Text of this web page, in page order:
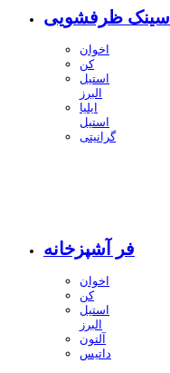
سینک ظرفشویی
اخوان
کن
استیل
البرز
ایلیا
استیل
گرانیتی
فر آشپزخانه
اخوان
کن
استیل
البرز
آلتون
داتیس